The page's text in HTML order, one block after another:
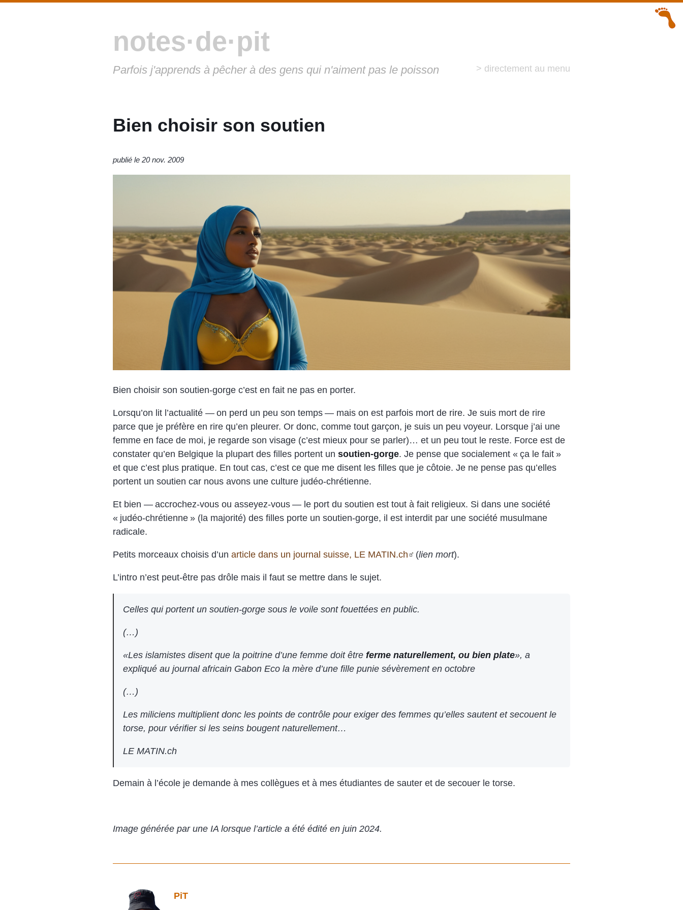
notes·de·pit
Parfois j'apprends à pêcher à des gens qui n'aiment pas le poisson > directement au menu
Bien choisir son soutien
publié le 20 nov. 2009
Bien choisir son soutien-gorge c’est en fait ne pas en porter.
Lorsqu’on lit l’actualité — on perd un peu son temps — mais on est parfois mort de rire. Je suis mort de rire
parce que je préfère en rire qu’en pleurer. Or donc, comme tout garçon, je suis un peu voyeur. Lorsque j’ai une
femme en face de moi, je regarde son visage (c’est mieux pour se parler)… et un peu tout le reste. Force est de
constater qu’en Belgique la plupart des filles portent un soutien-gorge. Je pense que socialement « ça le fait »
et que c’est plus pratique. En tout cas, c’est ce que me disent les filles que je côtoie. Je ne pense pas qu’elles
portent un soutien car nous avons une culture judéo-chrétienne.
Et bien — accrochez-vous ou asseyez-vous — le port du soutien est tout à fait religieux. Si dans une société
« judéo-chrétienne » (la majorité) des filles porte un soutien-gorge, il est interdit par une société musulmane
radicale.
Petits morceaux choisis d’un article dans un journal suisse, LE MATIN.ch (lien mort).
L’intro n’est peut-être pas drôle mais il faut se mettre dans le sujet.
Celles qui portent un soutien-gorge sous le voile sont fouettées en public.
(…)
«Les islamistes disent que la poitrine d’une femme doit être ferme naturellement, ou bien plate», a
expliqué au journal africain Gabon Eco la mère d’une fille punie sévèrement en octobre
(…)
Les miliciens multiplient donc les points de contrôle pour exiger des femmes qu’elles sautent et secouent le
torse, pour vérifier si les seins bougent naturellement…
LE MATIN.ch
Demain à l’école je demande à mes collègues et à mes étudiantes de sauter et de secouer le torse.
Image générée par une IA lorsque l’article a été édité en juin 2024.
PiT